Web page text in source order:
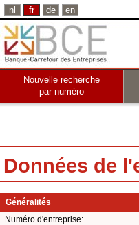
nl fr de en
Nouvelle recherche
par numéro
Données de
Généralités
Numéro d'entreprise: